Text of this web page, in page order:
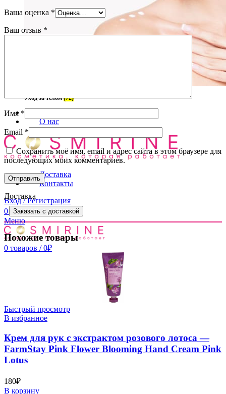
Уход за телом(72)
О нас
Доставка
Контакты
Вход / Регистрация
0 товаров / 0 ₽
Меню
0 товаров / 0₽
Ваша оценка *
Ваш отзыв *
Имя *
Email *
Сохранить моё имя, email и адрес сайта в этом браузере для
последующих моих комментариев.
Доставка
Заказать с доставкой
Похожие товары
Быстрый просмотр
В избранное
Крем для рук с экстрактом розового лотоса —
FarmStay Pink Flower Blooming Hand Cream Pink
Lotus
180₽
В корзину